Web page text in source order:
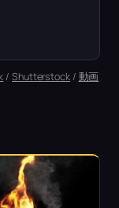
/Shutterstock/ 動画